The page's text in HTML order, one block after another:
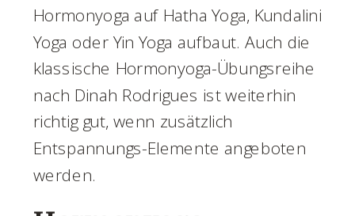
Hormonyoga auf Hatha Yoga, Kundalini
Yoga oder Yin Yoga aufbaut. Auch die
klassische Hormonyoga-Übungsreihe
nach Dinah Rodrigues ist weiterhin
richtig gut, wenn zusätzlich
Entspannungs-Elemente angeboten
werden.